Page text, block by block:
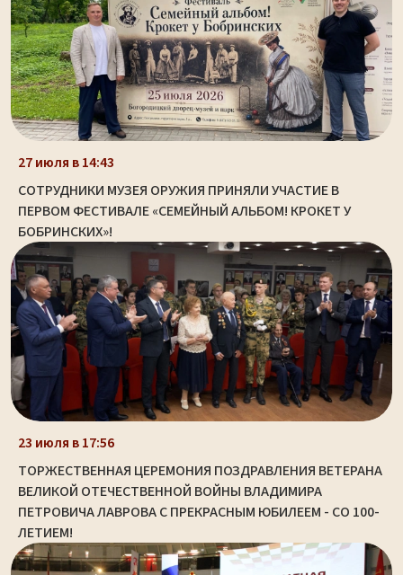
27 июля в 14:43
СОТРУДНИКИ МУЗЕЯ ОРУЖИЯ ПРИНЯЛИ УЧАСТИЕ В
ПЕРВОМ ФЕСТИВАЛЕ «СЕМЕЙНЫЙ АЛЬБОМ! КРОКЕТ У
БОБРИНСКИХ»!
23 июля в 17:56
ТОРЖЕСТВЕННАЯ ЦЕРЕМОНИЯ ПОЗДРАВЛЕНИЯ ВЕТЕРАНА
ВЕЛИКОЙ ОТЕЧЕСТВЕННОЙ ВОЙНЫ ВЛАДИМИРА
ПЕТРОВИЧА ЛАВРОВА С ПРЕКРАСНЫМ ЮБИЛЕЕМ - СО 100-
ЛЕТИЕМ!